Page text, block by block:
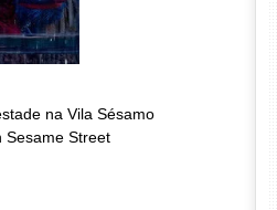
na Vila Sésamo
Sesame Street